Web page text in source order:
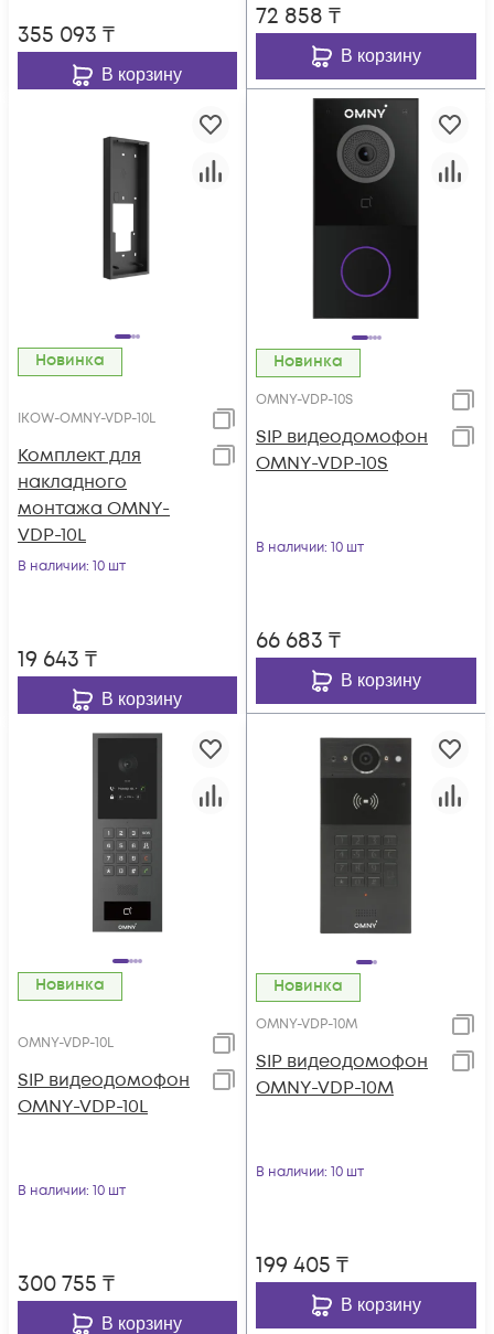
355 093 ₸
В корзину
72 858 ₸
В корзину
Новинка
IKOW-OMNY-VDP-10L
Комплект для
накладного
монтажа OMNY-
VDP-10L
В наличии: 10 шт
19 643 ₸
В корзину
Новинка
OMNY-VDP-10S
SIP видеодомофон
OMNY-VDP-10S
В наличии: 10 шт
66 683 ₸
В корзину
Новинка
OMNY-VDP-10L
SIP видеодомофон
OMNY-VDP-10L
В наличии: 10 шт
300 755 ₸
В корзину
Новинка
OMNY-VDP-10M
SIP видеодомофон
OMNY-VDP-10M
В наличии: 10 шт
199 405 ₸
В корзину